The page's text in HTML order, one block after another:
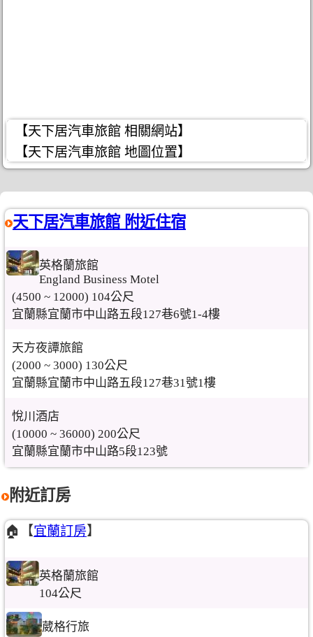
【天下居汽車旅館 相關網站】
【天下居汽車旅館 地圖位置】
天下居汽車旅館 附近住宿
英格蘭旅館
England Business Motel
(4500 ~ 12000) 104公尺
宜蘭縣宜蘭市中山路五段127巷6號1-4樓
天方夜譚旅館
(2000 ~ 3000) 130公尺
宜蘭縣宜蘭市中山路五段127巷31號1樓
悅川酒店
(10000 ~ 36000) 200公尺
宜蘭縣宜蘭市中山路5段123號
附近訂房
🏠【宜蘭訂房】
英格蘭旅館
104公尺
葳格行旅